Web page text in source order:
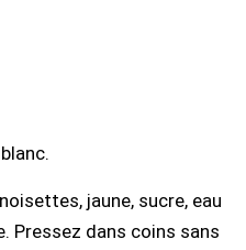
jaune, sucre, eau
Pressez dans coins sans